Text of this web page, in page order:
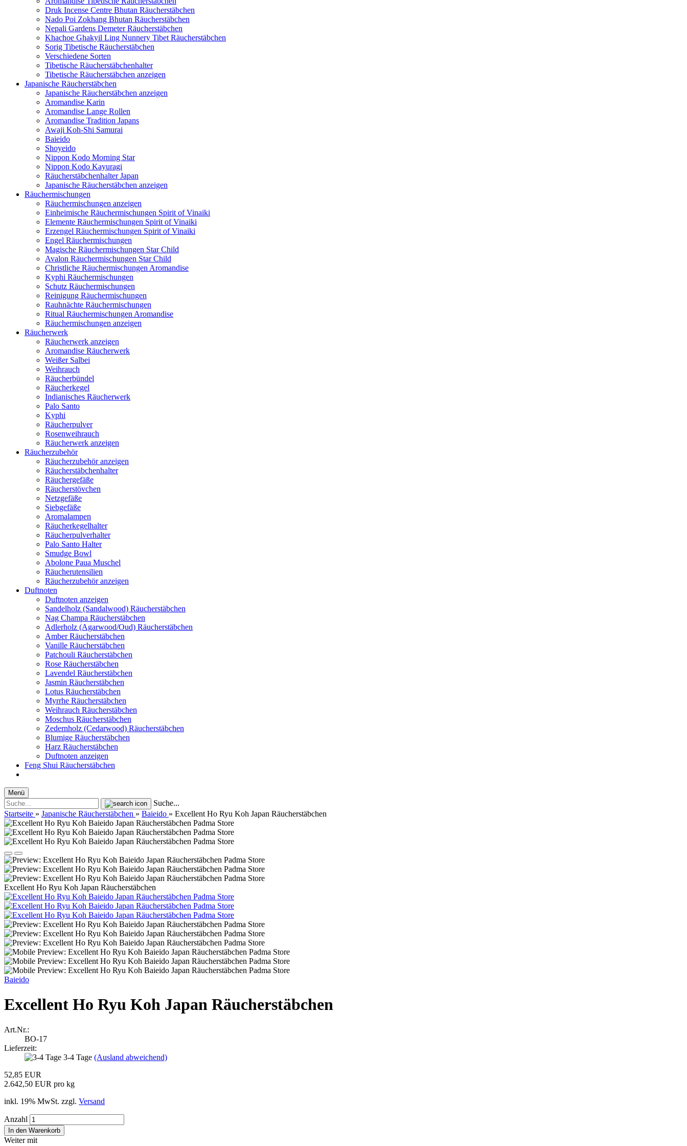
Druk Incense Centre Bhutan Räucherstäbchen
Nado Poi Zokhang Bhutan Räucherstäbchen
Nepali Gardens Demeter Räucherstäbchen
Khachoe Ghakyil Ling Nunnery Tibet Räucherstäbchen
Sorig Tibetische Räucherstäbchen
Verschiedene Sorten
Tibetische Räucherstäbchenhalter
Tibetische Räucherstäbchen anzeigen
Japanische Räucherstäbchen
Japanische Räucherstäbchen anzeigen
Aromandise Karin
Aromandise Lange Rollen
Aromandise Tradition Japans
Awaji Koh-Shi Samurai
Baieido
Shoyeido
Nippon Kodo Morning Star
Nippon Kodo Kayuragi
Räucherstäbchenhalter Japan
Japanische Räucherstäbchen anzeigen
Räuchermischungen
Räuchermischungen anzeigen
Einheimische Räuchermischungen Spirit of Vinaiki
Elemente Räuchermischungen Spirit of Vinaiki
Erzengel Räuchermischungen Spirit of Vinaiki
Engel Räuchermischungen
Magische Räuchermischungen Star Child
Avalon Räuchermischungen Star Child
Christliche Räuchermischungen Aromandise
Kyphi Räuchermischungen
Schutz Räuchermischungen
Reinigung Räuchermischungen
Rauhnächte Räuchermischungen
Ritual Räuchermischungen Aromandise
Räuchermischungen anzeigen
Räucherwerk
Räucherwerk anzeigen
Aromandise Räucherwerk
Weißer Salbei
Weihrauch
Räucherbündel
Räucherkegel
Indianisches Räucherwerk
Palo Santo
Kyphi
Räucherpulver
Rosenweihrauch
Räucherwerk anzeigen
Räucherzubehör
Räucherzubehör anzeigen
Räucherstäbchenhalter
Räuchergefäße
Räucherstövchen
Netzgefäße
Siebgefäße
Aromalampen
Räucherkegelhalter
Räucherpulverhalter
Palo Santo Halter
Smudge Bowl
Abolone Paua Muschel
Räucherutensilien
Räucherzubehör anzeigen
Duftnoten
Duftnoten anzeigen
Sandelholz (Sandalwood) Räucherstäbchen
Nag Champa Räucherstäbchen
Adlerholz (Agarwood/Oud) Räucherstäbchen
Amber Räucherstäbchen
Vanille Räucherstäbchen
Patchouli Räucherstäbchen
Rose Räucherstäbchen
Lavendel Räucherstäbchen
Jasmin Räucherstäbchen
Lotus Räucherstäbchen
Myrrhe Räucherstäbchen
Weihrauch Räucherstäbchen
Moschus Räucherstäbchen
Zedernholz (Cedarwood) Räucherstäbchen
Blumige Räucherstäbchen
Harz Räucherstäbchen
Duftnoten anzeigen
Feng Shui Räucherstäbchen
Menü
Suche...
Startseite » Japanische Räucherstäbchen » Baieido » Excellent Ho Ryu Koh Japan Räucherstäbchen
Excellent Ho Ryu Koh Japan Räucherstäbchen
Baieido
Excellent Ho Ryu Koh Japan Räucherstäbchen
Art.Nr.:
BO-17
Lieferzeit:
3-4 Tage (Ausland abweichend)
52,85 EUR
2.642,50 EUR pro kg
inkl. 19% MwSt. zzgl. Versand
Anzahl
Weiter mit